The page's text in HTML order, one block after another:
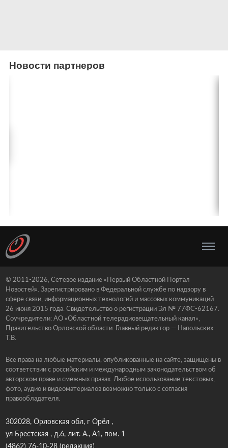
Новости партнеров
© 2011-2026, Сетевое издание «Первый Областной Портал
Новостей». Зарегистрировано в Федеральной службе по надзору в
сфере связи, информационных технологий и массовых коммуникаций
26 июня 2015 года. Свидетельство о регистрации Эл № 77ФС-62167.
Соучредители: АО «Областной телерадиовещательный канал»,
Правительство Орловской области. Главный редактор — Напольских
Т.В.
Все права на любые материалы, опубликованные на сайте, защищены в
соответствии с российским и международным законодательством об
авторском праве и смежных правах. Любое использование текстовых,
фото, аудио и видеоматериалов возможно только с согласия
правообладателя.
302028, Орловская обл, г Орёл ,
ул Брестская , д.6, лит. А., А1, пом. 1
(4862) 76-10-28(редакция)